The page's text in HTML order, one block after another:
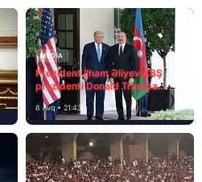
MEDİA
Prezident İlham Əliyev ABŞ
prezidenti Donald Trampa
məktubunda yazıb ki…
8 Avq • 21:43